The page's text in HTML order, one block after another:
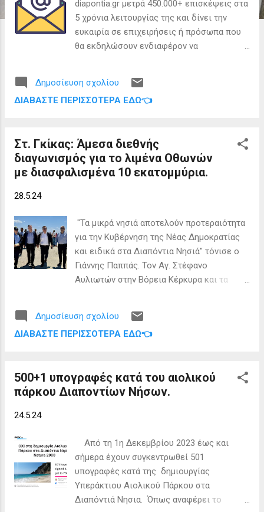
diapontia.gr μετρά 450.000+ επισκέψεις στα
5 χρόνια λειτουργίας της και δίνει την
ευκαιρία σε επιχειρήσεις ή πρόσωπα που
θα εκδηλώσουν ενδιαφέρον να
σελίδα των Διαποντίων Νήσων. Αν σας
ενδιαφέρει να διαφημιστείτε στο
μπορείτε να επικοινωνήσετε μαζί μας
στέλνοντάς το αίτημα σας στο
diapontiagr@gmail.com 👉 Βρείτε μας στο
αναπαραγωγή άρθρων της σελίδας
diapontia.gr, θα πρέπει να αναφέρεται η
αρχική πηγή. ©Copyright diapontia.gr 2019-
Δημοσίευση σχολίου
ΔΙΑΒΆΣΤΕ ΠΕΡΙΣΣΌΤΕΡΑ ΕΔΏ👈
Στ. Γκίκας: Άμεσα διεθνής
διαγωνισμός για το λιμένα Οθωνών
με διασφαλισμένα 10 εκατομμύρια.
28.5.24
"Τα μικρά νησιά αποτελούν προτεραιότητα
για την Κυβέρνηση της Νέας Δημοκρατίας
και ειδικά στα Διαπόντια Νησιά" τόνισε ο
Γιάννης Παππάς. Τον Αγ. Στέφανο
Αυλιωτών στην Βόρεια Κέρκυρα και τα
απαρτιζόμενο από τον Υφυπουργό
Ναυτιλίας και Νησιωτικής Πολιτικής,
Καππάτο και Λευκάδας, Aθανάσιο Καββαδά,
τον Γενικό Γραμματέα Μεταναστευτικής
Κέρκυρας, Σπύρο Παντελιό. Το κλιμάκιο
επισκέφτηκε αρχικά τον Αγ. Στέφανο
Αυλιωτών, όπου έγινε παρουσίαση της
μελέτης για τον Λιμένα, παρουσία του
Δημάρχου Βόρειας Κέρκυρας, Γιώργου
Δημοσίευση σχολίου
ΔΙΑΒΆΣΤΕ ΠΕΡΙΣΣΌΤΕΡΑ ΕΔΏ👈
500+1 υπογραφές κατά του αιολικού
πάρκου Διαποντίων Νήσων.
24.5.24
Από τη 1η Δεκεμβρίου 2023 έως και
σήμερα έχουν συγκεντρωθεί 501
υπογραφές κατά της δημιουργίας
Υπεράκτιου Αιολικού Πάρκου στα
Διαπόντιά Νησια. Όπως αναφέρει το